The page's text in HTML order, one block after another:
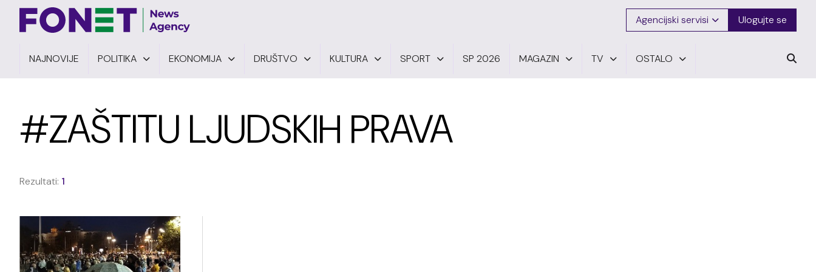
Agencijski servisi Ulogujte se
NAJNOVIJE POLITIKA EKONOMIJA DRUŠTVO KULTURA SPORT SP 2026 MAGAZIN TV OSTALO
#ZAŠTITU LJUDSKIH PRAVA
Rezultati: 1